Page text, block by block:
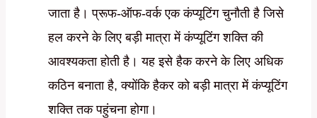
जाता है। प्रूफ-ऑफ-वर्क एक कंप्यूटिंग चुनौती है जिसे
हल करने के लिए बड़ी मात्रा में कंप्यूटिंग शक्ति की
आवश्यकता होती है। यह इसे हैक करने के लिए अधिक
कठिन बनाता है, क्योंकि हैकर को बड़ी मात्रा में कंप्यूटिंग
शक्ति तक पहुंचना होगा।